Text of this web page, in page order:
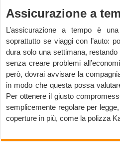
Assicurazione a
L’assicurazione a tempo è
soprattutto se viaggi con l’auto:
dura solo una settimana,
senza creare problemi
però, dovrai avvisare la
in modo che questa possa
Per ottenere il giusto
semplicemente regolare per
coperture in più, come la polizza